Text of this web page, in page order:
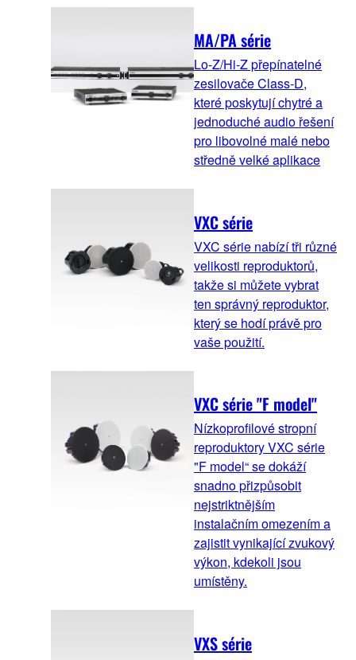
MA/PA série
Lo-Z/Hi-Z přepínatelné
zesilovače Class-D,
které poskytují chytré a
jednoduché audio řešení
pro libovolné malé nebo
středně velké aplikace
VXC série
VXC série nabízí tři různé
velikosti reproduktorů,
takže si můžete vybrat
ten správný reproduktor,
který se hodí právě pro
vaše použití.
VXC série "F model"
Nízkoprofilové stropní
reproduktory VXC série
"F model“ se dokáží
snadno přizpůsobit
nejstriktnějším
instalačním omezením a
zajistit vynikající zvukový
výkon, kdekoli jsou
umístěny.
VXS série